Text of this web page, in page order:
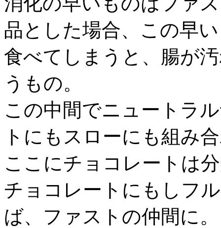
品とした場合、この早
食べてしまうと、腸が
うもの。
この中間でニュートラ
トにもスローにも組み
ここにチョコレートは
チョコレートにもしフ
ば、ファストの仲間に